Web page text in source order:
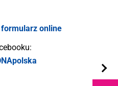
formularz online